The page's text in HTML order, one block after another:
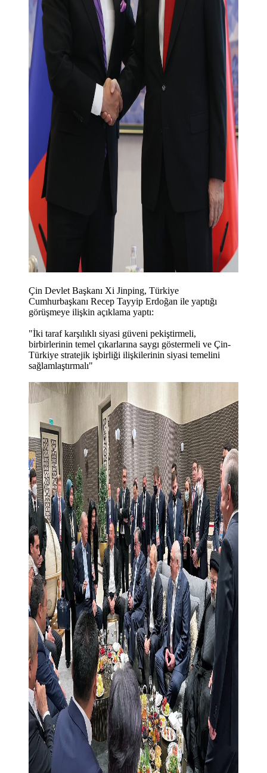
Çin Devlet Başkanı Xi Jinping, Türkiye
Cumhurbaşkanı Recep Tayyip Erdoğan ile yaptığı
görüşmeye ilişkin açıklama yaptı:
"İki taraf karşılıklı siyasi güveni pekiştirmeli,
birbirlerinin temel çıkarlarına saygı göstermeli ve Çin-
Türkiye stratejik işbirliği ilişkilerinin siyasi temelini
sağlamlaştırmalı"